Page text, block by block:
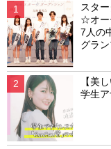
スタ
☆オー
7人の
グラン
【美
学生